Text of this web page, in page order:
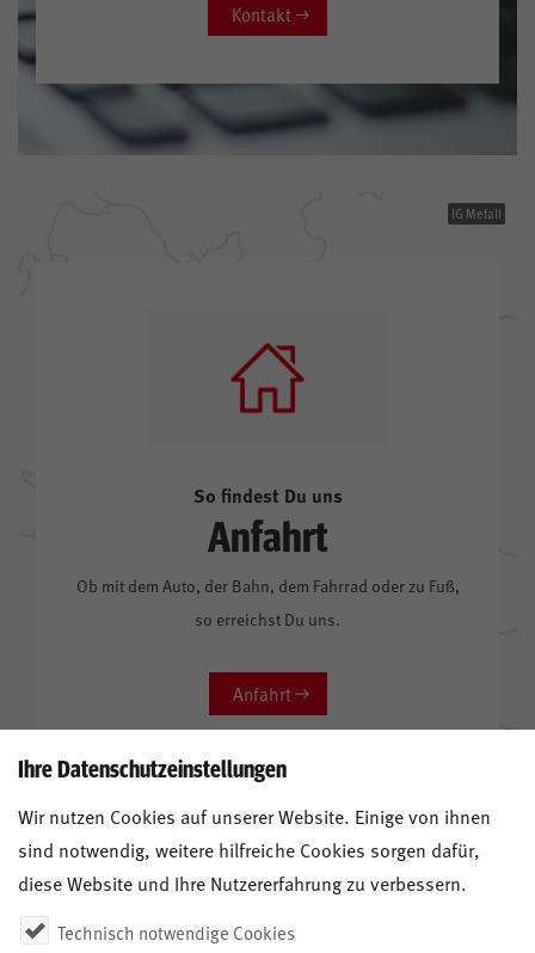
Kontakt
IG Metall
So findest Du uns
Anfahrt
Ob mit dem Auto, der Bahn, dem Fahrrad oder zu Fuß,
so erreichst Du uns.
Anfahrt
Ihre Datenschutzeinstellungen
Wir nutzen Cookies auf unserer Website. Einige von ihnen
sind notwendig, weitere hilfreiche Cookies sorgen dafür,
diese Website und Ihre Nutzererfahrung zu verbessern.
Technisch notwendige Cookies